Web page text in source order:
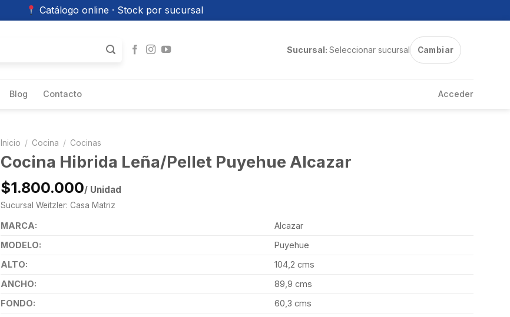
Catálogo online · Stock por sucursal
Sucursal: Seleccionar sucursal Cambiar
Blog Contacto Acceder
Inicio / Cocina / Cocinas
Cocina Hibrida Leña/Pellet Puyehue Alcazar
$1.800.000/ Unidad
Sucursal Weitzler: Casa Matriz
MARCA:
Alcazar
MODELO:
Puyehue
ALTO:
104,2 cms
ANCHO:
89,9 cms
FONDO:
60,3 cms